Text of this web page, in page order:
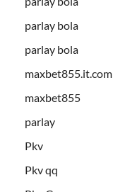
parlay bola
parlay bola
maxbet855.it.com
maxbet855
parlay
Pkv
Pkv qq